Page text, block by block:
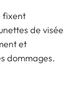
fixent
de visée
et
dommages.
à base